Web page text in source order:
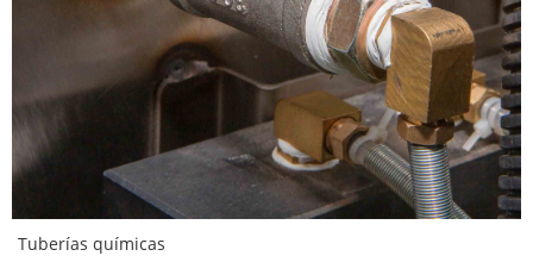
Tuberías químicas